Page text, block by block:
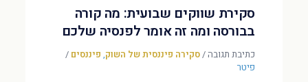
סקירת שווקים שבועית: מה קורה
בבורסה ומה זה אומר לפנסיה שלכם
כתיבת תגובה/סקירה פיננסית של השוק, פיננסים /
פיטר